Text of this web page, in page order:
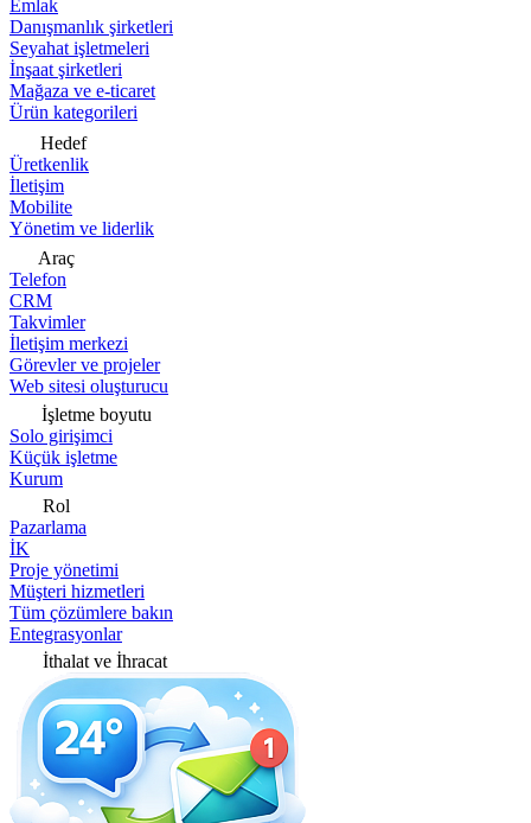
Emlak
Danışmanlık şirketleri
Seyahat işletmeleri
İnşaat şirketleri
Mağaza ve e-ticaret
Ürün kategorileri
Hedef
Üretkenlik
İletişim
Mobilite
Yönetim ve liderlik
Araç
Telefon
CRM
Takvimler
İletişim merkezi
Görevler ve projeler
Web sitesi oluşturucu
İşletme boyutu
Solo girişimci
Küçük işletme
Kurum
Rol
Pazarlama
İK
Proje yönetimi
Müşteri hizmetleri
Tüm çözümlere bakın
Entegrasyonlar
İthalat ve İhracat